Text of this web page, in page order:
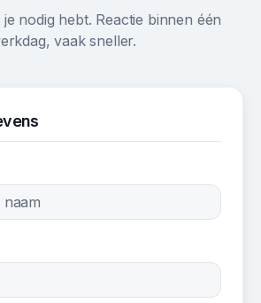
nodig hebt. Reactie binnen één
vaak sneller.